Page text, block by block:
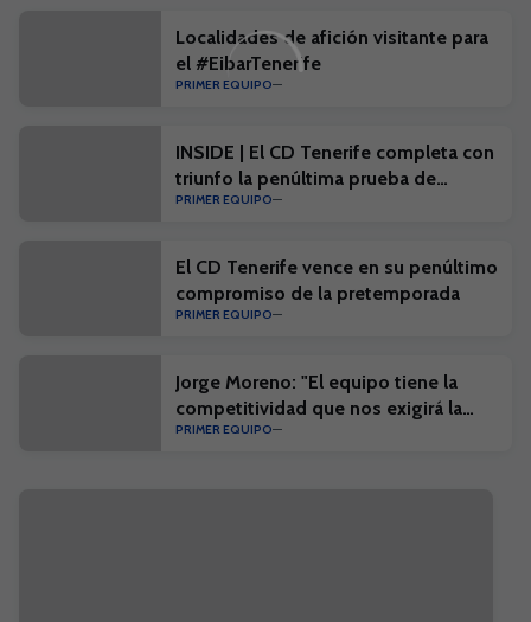
Localidades de afición visitante para
el #EibarTenerife
PRIMER EQUIPO
INSIDE | El CD Tenerife completa con
triunfo la penúltima prueba de
pretemporada
PRIMER EQUIPO
El CD Tenerife vence en su penúltimo
compromiso de la pretemporada
PRIMER EQUIPO
Jorge Moreno: "El equipo tiene la
competitividad que nos exigirá la
competición"
PRIMER EQUIPO